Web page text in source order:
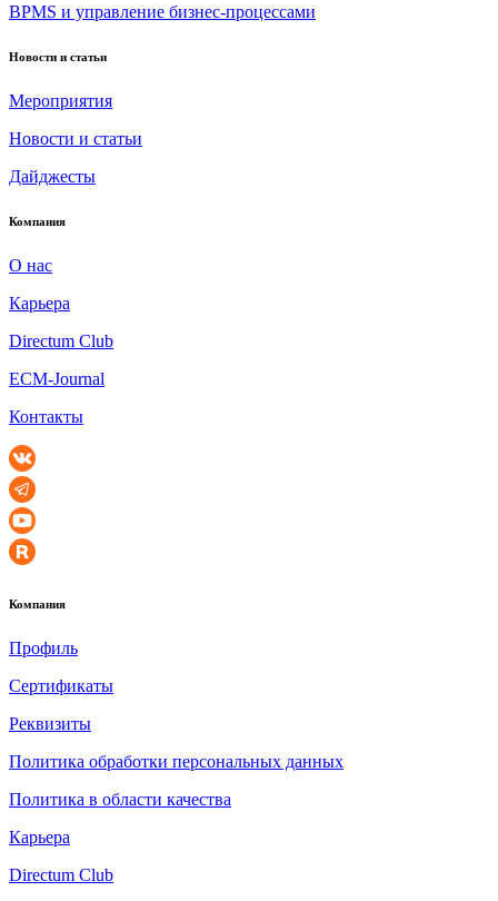
BPMS и управление бизнес-процессами
Новости и статьи
Мероприятия
Новости и статьи
Дайджесты
Компания
О нас
Карьера
Directum Club
ECM-Journal
Контакты
Компания
Профиль
Сертификаты
Реквизиты
Политика обработки персональных данных
Политика в области качества
Карьера
Directum Club